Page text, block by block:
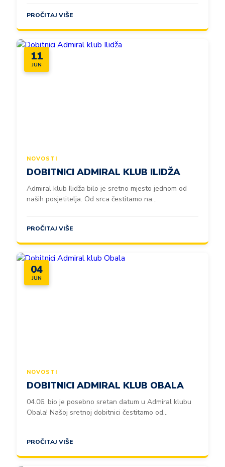
PROČITAJ VIŠE
11
JUN
NOVOSTI
DOBITNICI ADMIRAL KLUB ILIDŽA
Admiral klub Ilidža bilo je sretno mjesto jednom od
naših posjetitelja. Od srca čestitamo na...
PROČITAJ VIŠE
04
JUN
NOVOSTI
DOBITNICI ADMIRAL KLUB OBALA
04.06. bio je posebno sretan datum u Admiral klubu
Obala! Našoj sretnoj dobitnici čestitamo od...
PROČITAJ VIŠE